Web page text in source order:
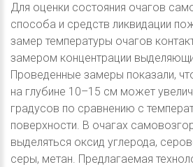
Для оценки состояния очагов
способа и средств ликвидации
замер температуры очагов
замером концентрации
Проведенные замеры показали,
на глубине 10–15 см может
градусов по сравнению с
поверхности. В очагах
выделяться оксид углерода,
серы, метан. Предлагаемая